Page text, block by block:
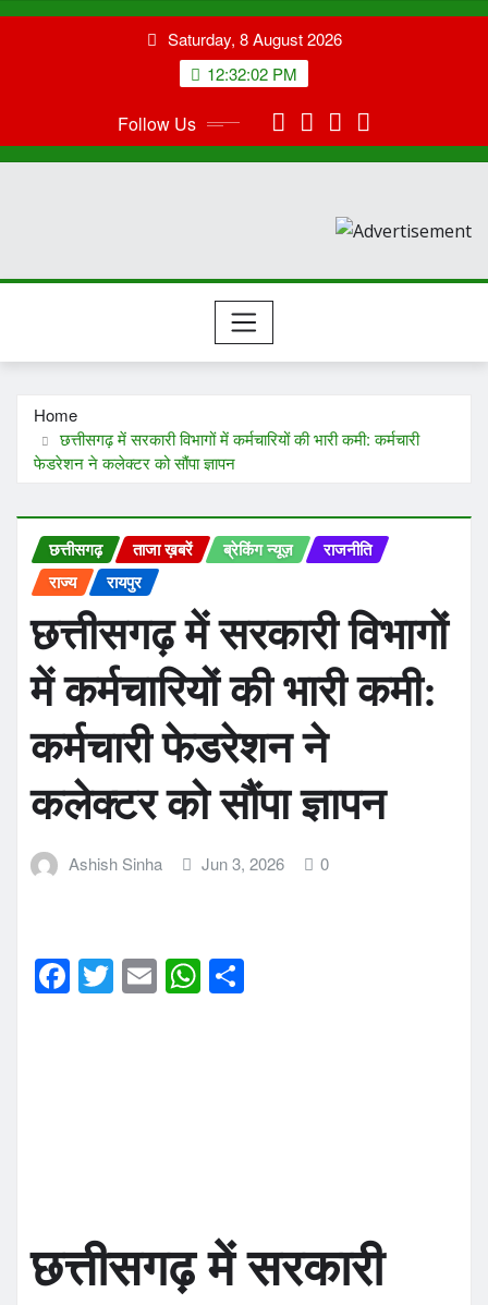
Skip
Saturday, 8 August 2026
12:32:03 PM
Follow Us
Home
छत्तीसगढ़ में सरकारी विभागों में कर्मचारियों की भारी कमी: कर्मचारी
फेडरेशन ने कलेक्टर को सौंपा ज्ञापन
छत्तीसगढ़ ताजा ख़बरें ब्रेकिंग न्यूज़
राजनीति
राज्य
रायपुर
छत्तीसगढ़ में सरकारी विभागों
में कर्मचारियों की भारी कमी:
कर्मचारी फेडरेशन ने
कलेक्टर को सौंपा ज्ञापन
Ashish Sinha Jun 3, 2026 0
F T E W
छत्तीसगढ़ में सरकारी